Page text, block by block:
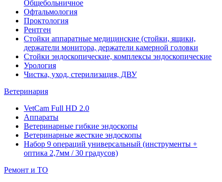
Общебольничное
Офтальмология
Проктология
Рентген
Стойки аппаратные медицинские (стойки, ящики,
держатели монитора, держатели камерной головки
Стойки эндоскопические, комплексы эндоскопические
Урология
Чистка, уход, стерилизация, ДВУ
Ветеринария
VetCam Full HD 2.0
Аппараты
Ветеринарные гибкие эндоскопы
Ветеринарные жесткие эндоскопы
Набор 9 операций универсальный (инструменты +
оптика 2,7мм / 30 градусов)
Ремонт и ТО